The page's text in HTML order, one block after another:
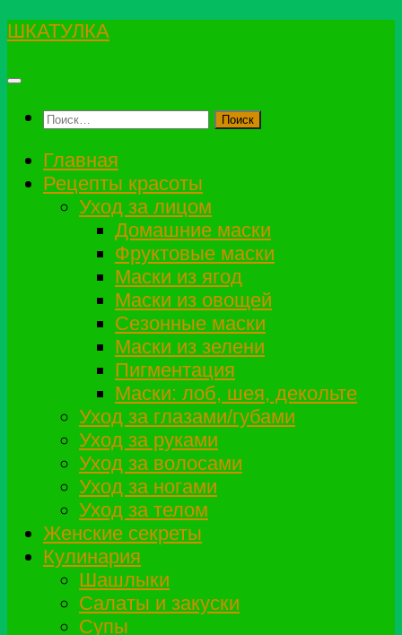
Перейти
содержимому
ШКАТУЛКА
Найти:
Главная
Рецепты красоты
Уход за лицом
Домашние маски
Фруктовые маски
Маски из ягод
Маски из овощей
Сезонные маски
Маски из зелени
Пигментация
Маски: лоб, шея, декольте
Уход за глазами/губами
Уход за руками
Уход за волосами
Уход за ногами
Уход за телом
Женские секреты
Кулинария
Шашлыки
Салаты и закуски
Супы